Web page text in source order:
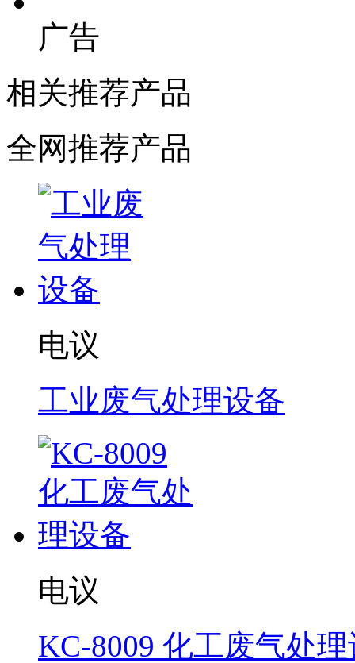
广告
相关推荐产品
全网推荐产品
电议
工业废气处理设备
电议
KC-8009 化工废气处